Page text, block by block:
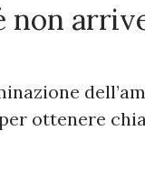
non
ottenere